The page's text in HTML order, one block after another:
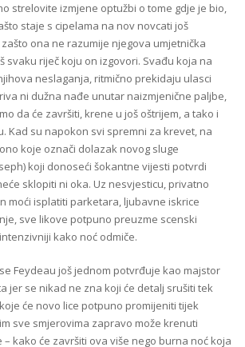
strelovite izmjene optužbi o tome gdje je bio,
staje s cipelama na nov novcati još
ona ne razumije njegova umjetnička
svaku riječ koju on izgovori. Svađu koja na
neslaganja, ritmično prekidaju ulasci
ni dužna nađe unutar naizmjenične paljbe,
da će završiti, krene u još oštrijem, a tako i
Kad su napokon svi spremni za krevet, na
koje označi dolazak novog sluge
koji donoseći šokantne vijesti potvrdi
sklopiti ni oka. Uz nesvjesticu, privatno
moći isplatiti parketara, ljubavne iskrice
sve likove potpuno preuzme scenski
kako noć odmiče.
Feydeau još jednom potvrđuje kao majstor
jer se nikad ne zna koji će detalj srušiti tek
će novo lice potpuno promijeniti tijek
sve smjerovima zapravo može krenuti
kako će završiti ova više nego burna noć koja